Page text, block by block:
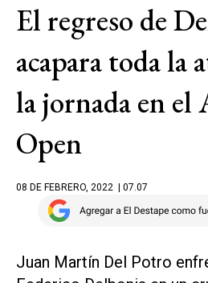
El regreso de
acapara toda la
la jornada en
Open
08 DE FEBRERO, 2022 | 07.07
Juan Martín Del Potro